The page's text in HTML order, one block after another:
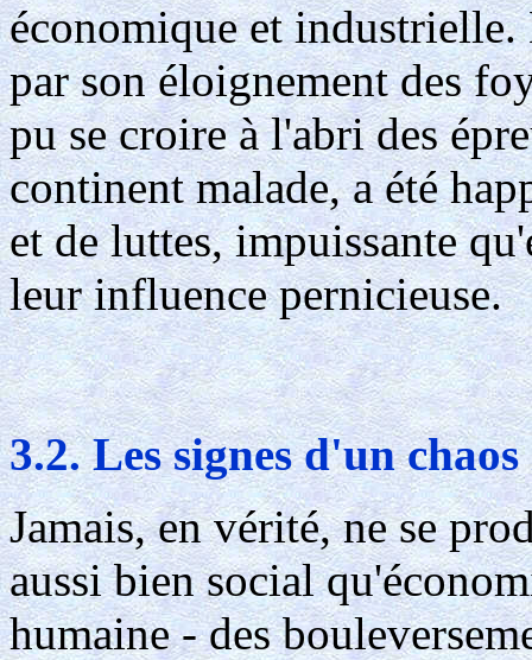
économique et
par son éloignement des
pu se croire à l'abri des
continent malade, a été
et de luttes, impuissante
leur influence pernicieuse.
3.2. Les signes d'un
Jamais, en vérité, ne se
aussi bien social
humaine - des